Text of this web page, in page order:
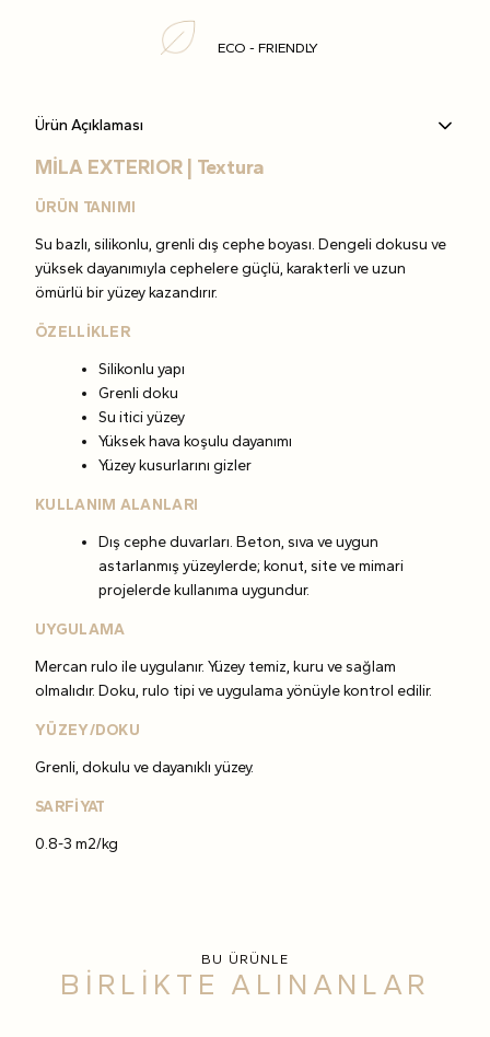
ECO - FRIENDLY
Ürün Açıklaması
MİLA EXTERIOR | Textura
ÜRÜN TANIMI
Su bazlı, silikonlu, grenli dış cephe boyası. Dengeli dokusu ve
yüksek dayanımıyla cephelere güçlü, karakterli ve uzun
ömürlü bir yüzey kazandırır.
ÖZELLİKLER
Silikonlu yapı
Grenli doku
Su itici yüzey
Yüksek hava koşulu dayanımı
Yüzey kusurlarını gizler
KULLANIM ALANLARI
Dış cephe duvarları. Beton, sıva ve uygun
astarlanmış yüzeylerde; konut, site ve mimari
projelerde kullanıma uygundur.
UYGULAMA
Mercan rulo ile uygulanır. Yüzey temiz, kuru ve sağlam
olmalıdır. Doku, rulo tipi ve uygulama yönüyle kontrol edilir.
YÜZEY/DOKU
Grenli, dokulu ve dayanıklı yüzey.
SARFİYAT
0.8-3 m2/kg
BU ÜRÜNLE
BİRLİKTE ALINANLAR